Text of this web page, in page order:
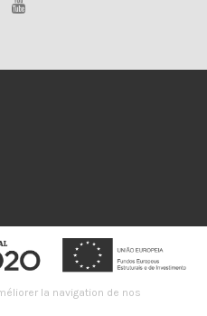
la navigation de nos